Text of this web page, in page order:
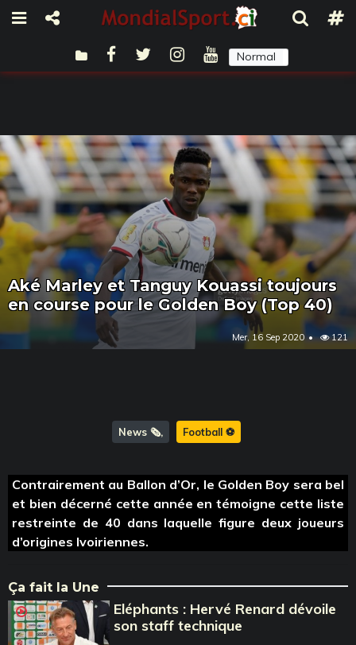
Normal
Aké Marley et Tanguy Kouassi toujours
en course pour le Golden Boy (Top 40)
Mer, 16 Sep 2020 121
News 🗞️ Football ⚽️
Contrairement au Ballon d’Or, le Golden Boy sera bel
et bien décerné cette année en témoigne cette liste
restreinte de 40 dans laquelle figure deux joueurs
d’origines Ivoiriennes.
Ça fait la Une
Eléphants : Hervé Renard dévoile
son staff technique